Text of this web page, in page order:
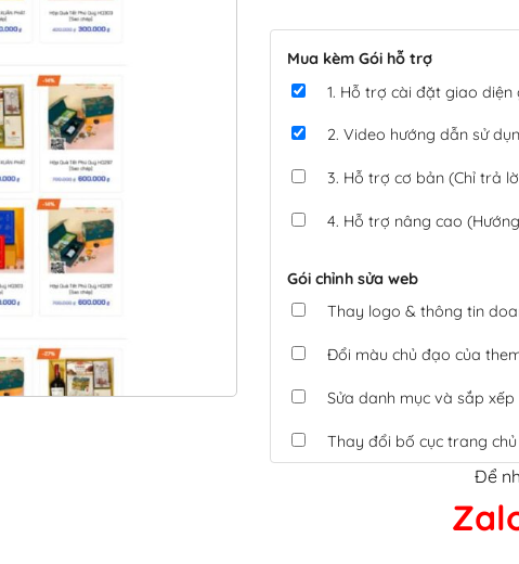
Mua kèm Gói hỗ trợ
1. Hỗ trợ cài đặt giao diện
2. Video hướng dẫn sử
3. Hỗ trợ cơ bản (Chỉ trả
4. Hỗ trợ nâng cao
Gói chỉnh sửa web
Thay logo & thông tin
Đổi màu chủ đạo của
Sửa danh mục và sắp
Thay đổi bố cục trang
Tích hợp thanh toán QR
Xác minh Website, liên
Để